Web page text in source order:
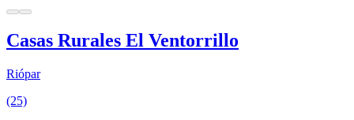
Casas Rurales El Ventorrillo
Riópar
(25)